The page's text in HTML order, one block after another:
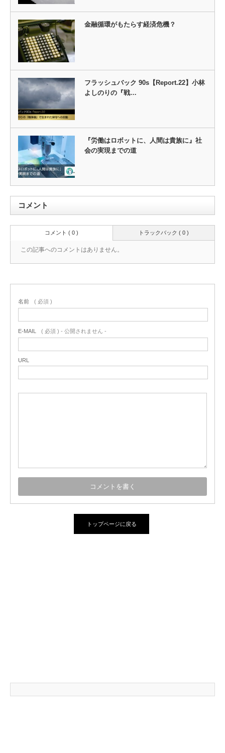
金融循環がもたらす経済危機？
フラッシュバック 90s【Report.22】小林
よしのりの『戦…
『労働はロボットに、人間は貴族に』社
会の実現までの道
コメント
トラックバック ( 0 )
コメント ( 0 )
この記事へのコメントはありません。
名前 ( 必須 )
E-MAIL ( 必須 ) - 公開されません -
URL
トップページに戻る